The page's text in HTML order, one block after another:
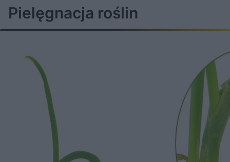
Pielęgnacja roślin